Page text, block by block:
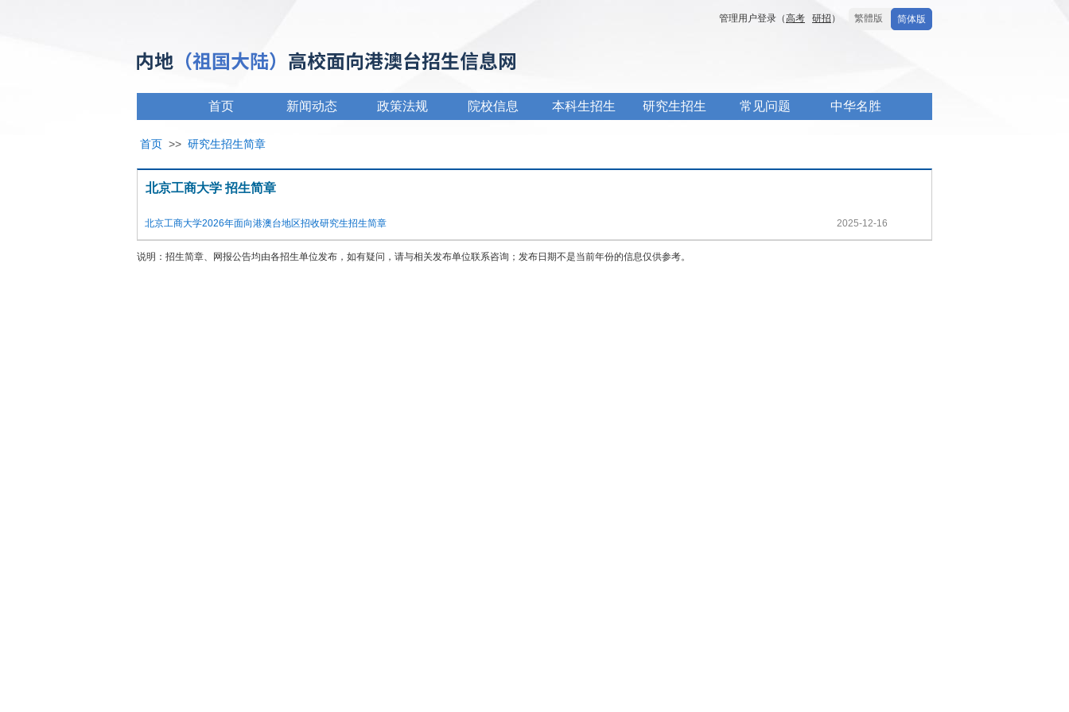
简体版
繁體版
管理用户登录（高考 研招 ）
首页 新闻动态 政策法规 院校信息 本科生招生 研究生招生 常见问题 中华名胜
首页 >> 研究生招生简章
北京工商大学 招生简章
北京工商大学2026年面向港澳台地区招收研究生招生简章 2025-12-16
说明：招生简章、网报公告均由各招生单位发布，如有疑问，请与相关发布单位联系咨询；发布日期不是当前年份的信息仅供参考。